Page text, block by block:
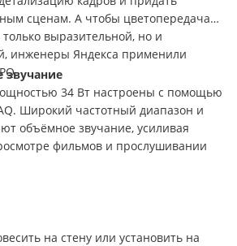
сценам. А чтобы цветопередача
выразительной, но и
инженеры Яндекса применили
звучание
34 Вт настроены с помощью
Широкий частотный диапазон и
объёмное звучание, усиливая
фильмов и прослушивании
на стену или установить на